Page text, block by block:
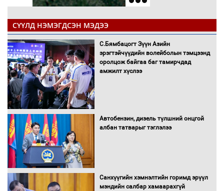
СҮҮЛД НЭМЭГДСЭН МЭДЭЭ
С.Бямбацогт Зүүн Азийн
эрэгтэйчүүдийн волейболын тэмцээнд
оролцож байгаа баг тамирчдад
амжилт хүслээ
Автобензин, дизель түлшний онцгой
албан татварыг тэглэлээ
Санхүүгийн хэмнэлтийн горимд эрүүл
мэндийн салбар хамаарахгүй